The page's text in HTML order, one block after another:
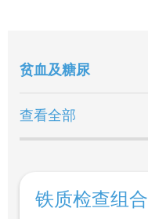
贫血及糖尿
查看全部
铁质检查组合